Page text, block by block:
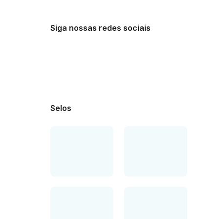
Siga nossas redes sociais
Selos